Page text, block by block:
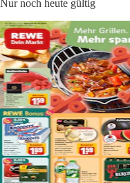
Nur noch heute gültig